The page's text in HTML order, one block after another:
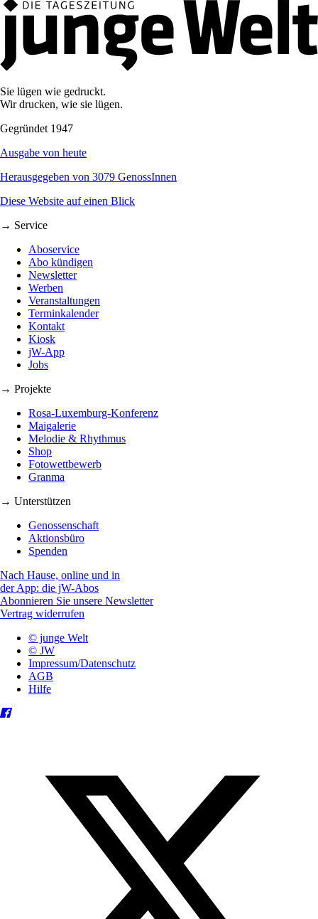
Sie lügen wie gedruckt.
Wir drucken, wie sie lügen.
Gegründet 1947
Ausgabe von heute
Herausgegeben von 3079 GenossInnen
Diese Website auf einen Blick
→ Service
Aboservice
Abo kündigen
Newsletter
Werben
Veranstaltungen
Terminkalender
Kontakt
Kiosk
jW-App
Jobs
→ Projekte
Rosa-Luxemburg-Konferenz
Maigalerie
Melodie & Rhythmus
Shop
Fotowettbewerb
Granma
→ Unterstützen
Genossenschaft
Aktionsbüro
Spenden
Nach Hause, online und in
der App: die jW-Abos
Abonnieren Sie unsere Newsletter
Vertrag widerrufen
© junge Welt
© JW
Impressum/Datenschutz
AGB
Hilfe